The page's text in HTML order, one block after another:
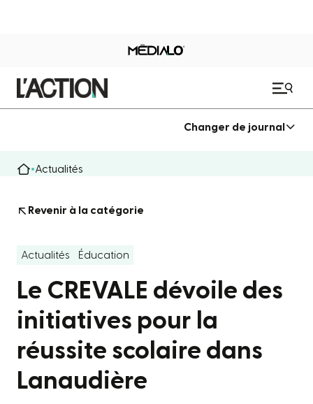
Changer de journal
Actualités
Revenir à la catégorie
Actualités Éducation
Le CREVALE dévoile des
initiatives pour la
réussite scolaire dans
Lanaudière